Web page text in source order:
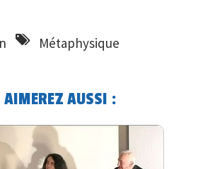
Métaphysique
AIMEREZ AUSSI :